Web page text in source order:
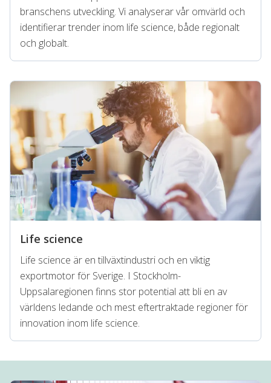
branschens utveckling. Vi analyserar vår omvärld och
identifierar trender inom life science, både regionalt
och globalt.
Life science
Life science är en tillväxtindustri och en viktig
exportmotor för Sverige. I Stockholm-
Uppsalaregionen finns stor potential att bli en av
världens ledande och mest eftertraktade regioner för
innovation inom life science.